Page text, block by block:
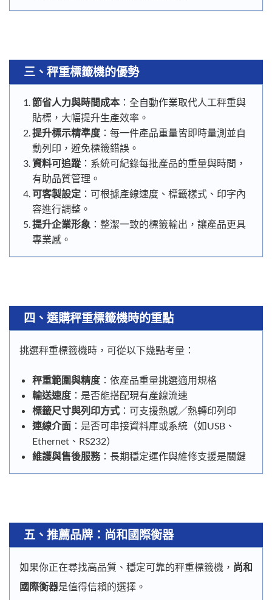
三、秤重標籤機的優勢
節省人力與時間成本：全自動作業取代人工秤重與
貼標，大幅提升生產效率。
提升標示精準度：每一件產品重量皆即時量測並自
動列印，避免標籤錯誤。
資料可追蹤：系統可紀錄每批產品的重量與時間，
有助品質管理。
可客製設定：可根據產線速度、標籤樣式、印字內
容進行調整。
提升企業形象 ：整潔一致的標籤輸出，讓產品更具
專業感。
四、選購秤重標籤機時的重點
挑選秤重標籤機時，可從以下幾點考量：
秤重範圍與精度：依產品重量挑選適用規格
輸送速度：是否能搭配現有產線流速
標籤尺寸與列印方式：可支援熱感／熱轉印列印
連線介面：是否可串接資料庫或系統（如USB、
Ethernet、RS232）
維護與售後服務：長期穩定運作與維修支援是關鍵
五、推薦品牌：尚和國際衡器
如果你正在尋找高品質、穩定可靠的秤重標籤機， 尚和
國際衡器是值得信賴的選擇。